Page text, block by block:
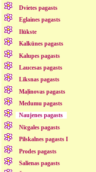
Dvietes pagasts
Eglaines pagasts
Ilūkste
Kalkūnes pagasts
Kalupes pagasts
Laucesas pagasts
Līksnas pagasts
Maļinovas pagasts
Medumu pagasts
Naujenes pagasts
Nīcgales pagasts
Pilskalnes pagasts I
Prodes pagasts
Salienas pagasts